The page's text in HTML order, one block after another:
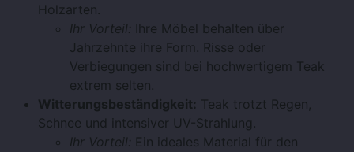
Holzarten.
Ihr Vorteil: Ihre Möbel behalten über
Jahrzehnte ihre Form. Risse oder
Verbiegungen sind bei hochwertigem Teak
extrem selten.
Witterungsbeständigkeit: Teak trotzt Regen,
Schnee und intensiver UV-Strahlung.
Ihr Vorteil: Ein ideales Material für den